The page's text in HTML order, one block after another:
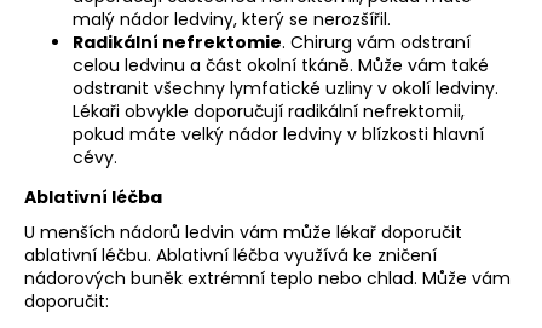
malý nádor ledviny, který se nerozšířil.
Radikální nefrektomie. Chirurg vám odstraní
celou ledvinu a část okolní tkáně. Může vám také
odstranit všechny lymfatické uzliny v okolí ledviny.
Lékaři obvykle doporučují radikální nefrektomii,
pokud máte velký nádor ledviny v blízkosti hlavní
cévy.
Ablativní léčba
U menších nádorů ledvin vám může lékař doporučit
ablativní léčbu. Ablativní léčba využívá ke zničení
nádorových buněk extrémní teplo nebo chlad. Může vám
doporučit: